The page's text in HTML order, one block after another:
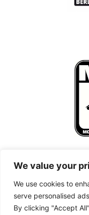
We value your
We use cookies to
serve personalised
By clicking "Accept